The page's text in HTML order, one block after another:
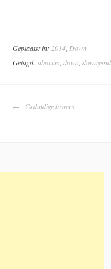
Geplaatst in: 2014 Down
Getagd: abortus down
Geduldige broers